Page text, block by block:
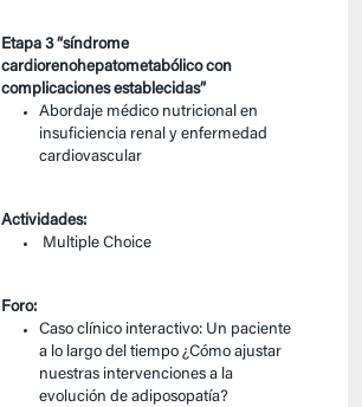
Etapa 3 “síndrome
cardiorenohepatometabólico con
complicaciones establecidas”
Abordaje médico nutricional en
insuficiencia renal y enfermedad
cardiovascular
Actividades:
Multiple Choice
Foro:
Caso clínico interactivo: Un paciente
a lo largo del tiempo ¿Cómo ajustar
nuestras intervenciones a la
evolución de adiposopatía?